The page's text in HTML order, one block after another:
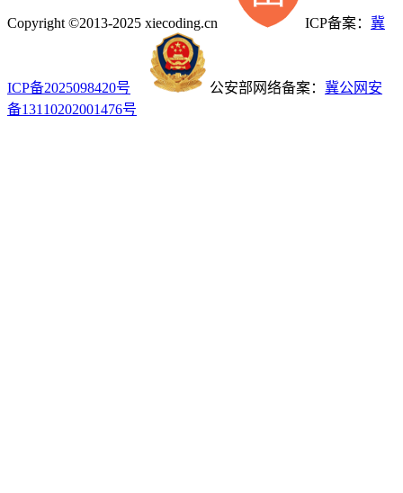
Copyright ©2013-2025 xiecoding.cn ICP备案： 冀
ICP备2025098420号 公安部网络备案： 冀公网安
备13110202001476号